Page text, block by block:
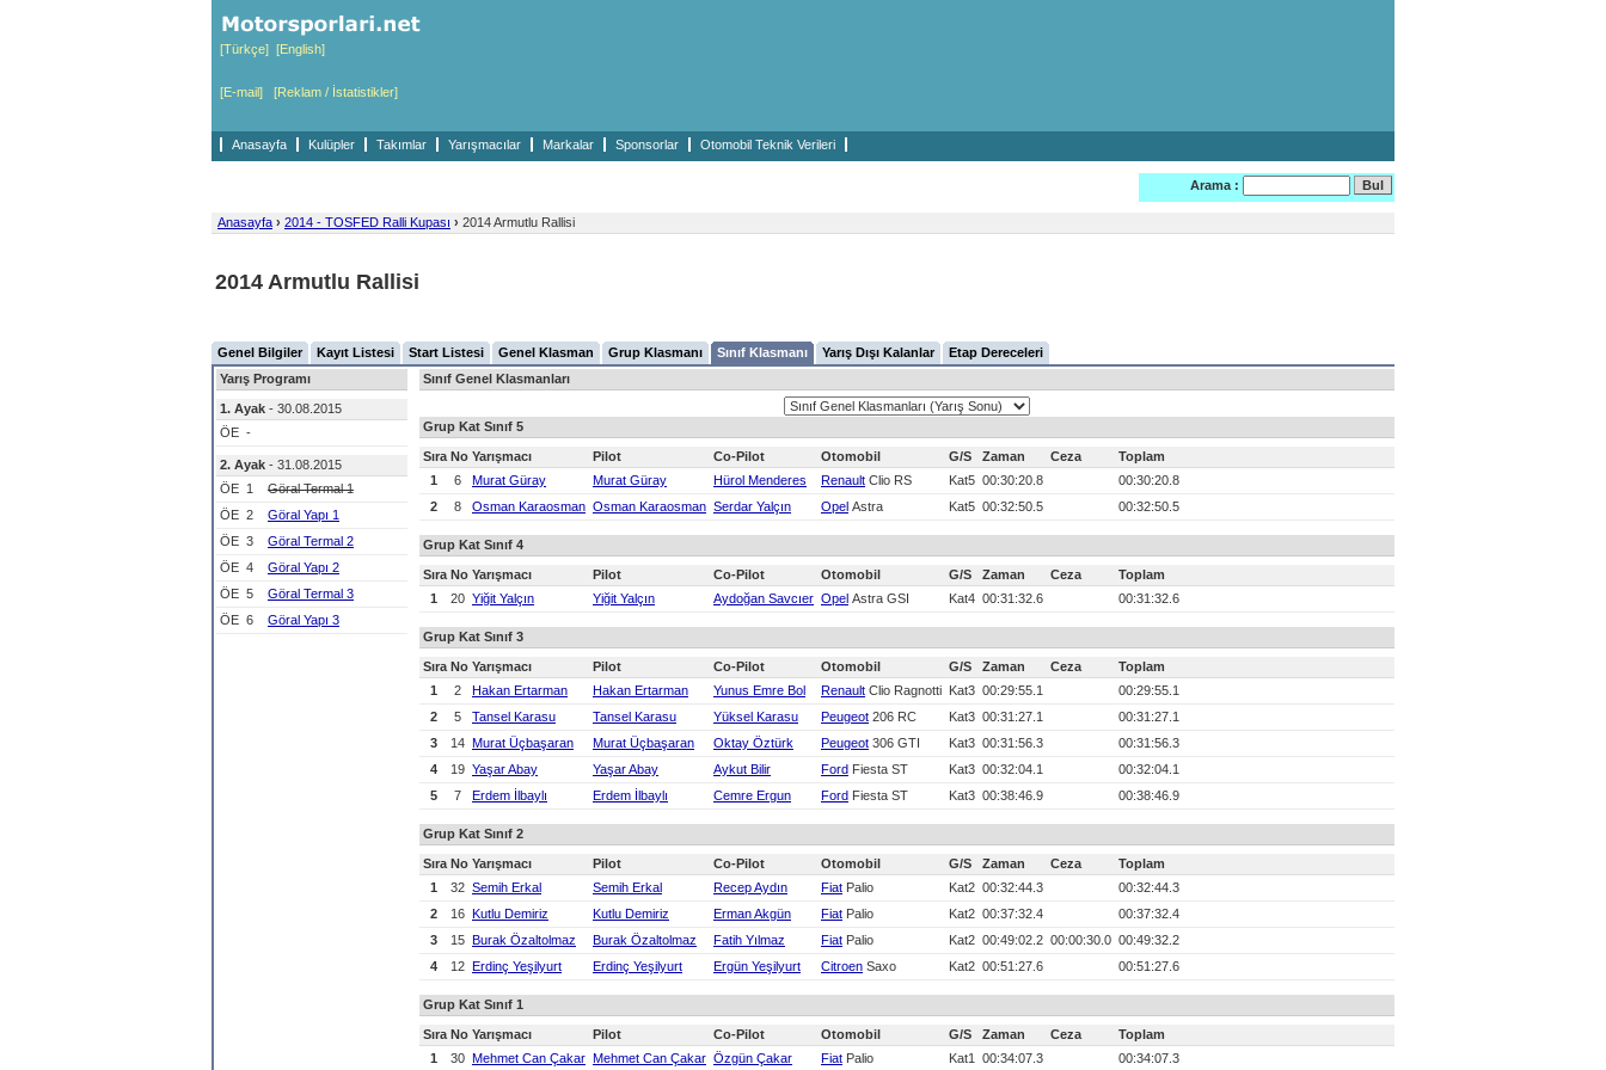
[Türkçe] [English]
[E-mail] [Reklam / İstatistikler]
Anasayfa Kulüpler Takımlar Yarışmacılar Markalar Sponsorlar Otomobil Teknik Verileri
Arama :
Anasayfa › 2014 - TOSFED Ralli Kupası › 2014 Armutlu Rallisi
2014 Armutlu Rallisi
Genel Bilgiler Kayıt Listesi Start Listesi Genel Klasman Grup Klasmanı Sınıf Klasmanı Yarış Dışı Kalanlar
Etap Dereceleri
Yarış Programı
1. Ayak - 30.08.2015
ÖE -
2. Ayak - 31.08.2015
ÖE 1
Göral Termal 1
ÖE 2
Göral Yapı 1
ÖE 3
Göral Termal 2
ÖE 4
Göral Yapı 2
ÖE 5
Göral Termal 3
ÖE 6 Göral Yapı 3
Sınıf Genel Klasmanları
Grup Kat Sınıf 5
Sıra No Yarışmacı Pilot Co-Pilot Otomobil G/S Zaman Ceza
Toplam
1
6 Murat Güray Murat Güray Hürol Menderes Renault Clio RS Kat5 00:30:20.8
00:30:20.8
2
8 Osman Karaosman Osman Karaosman Serdar Yalçın Opel Astra Kat5 00:32:50.5 00:32:50.5
Grup Kat Sınıf 4
Sıra No Yarışmacı Pilot Co-Pilot Otomobil G/S Zaman Ceza
Toplam
1
20 Yiğit Yalçın Yiğit Yalçın Aydoğan Savcıer Opel Astra GSI Kat4 00:31:32.6 00:31:32.6
Grup Kat Sınıf 3
Sıra No Yarışmacı Pilot Co-Pilot Otomobil G/S Zaman Ceza
Toplam
1
2 Hakan Ertarman Hakan Ertarman Yunus Emre Bol Renault Clio Ragnotti Kat3 00:29:55.1
00:29:55.1
2
5 Tansel Karasu Tansel Karasu Yüksel Karasu Peugeot 206 RC Kat3 00:31:27.1
00:31:27.1
3
14 Murat Üçbaşaran Murat Üçbaşaran Oktay Öztürk Peugeot 306 GTI Kat3 00:31:56.3
00:31:56.3
4
19 Yaşar Abay Yaşar Abay Aykut Bilir Ford Fiesta ST Kat3 00:32:04.1
00:32:04.1
5
7 Erdem İlbaylı Erdem İlbaylı Cemre Ergun Ford Fiesta ST Kat3 00:38:46.9 00:38:46.9
Grup Kat Sınıf 2
Sıra No Yarışmacı Pilot Co-Pilot Otomobil G/S Zaman Ceza
Toplam
1
32 Semih Erkal Semih Erkal Recep Aydın Fiat Palio Kat2 00:32:44.3
00:32:44.3
2
16 Kutlu Demiriz Kutlu Demiriz Erman Akgün Fiat Palio Kat2 00:37:32.4
00:37:32.4
3
15 Burak Özaltolmaz Burak Özaltolmaz Fatih Yılmaz Fiat Palio Kat2 00:49:02.2 00:00:30.0 00:49:32.2
4
12 Erdinç Yeşilyurt Erdinç Yeşilyurt Ergün Yeşilyurt Citroen Saxo Kat2 00:51:27.6 00:51:27.6
Grup Kat Sınıf 1
Sıra No Yarışmacı Pilot Co-Pilot Otomobil G/S Zaman Ceza
Toplam
1
30 Mehmet Can Çakar Mehmet Can Çakar Özgün Çakar Fiat Palio Kat1 00:34:07.3 00:34:07.3